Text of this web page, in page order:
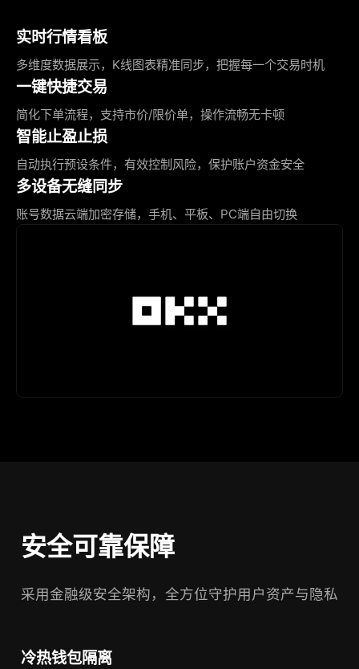
实时行情看板
多维度数据展示，K线图表精准同步，把握每一个交易时机
一键快捷交易
简化下单流程，支持市价/限价单，操作流畅无卡顿
智能止盈止损
自动执行预设条件，有效控制风险，保护账户资金安全
多设备无缝同步
账号数据云端加密存储，手机、平板、PC端自由切换
安全可靠保障
采用金融级安全架构，全方位守护用户资产与隐私
冷热钱包隔离